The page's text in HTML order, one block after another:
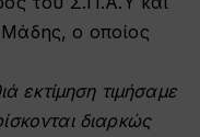
Μάδης, ο οποίος
εκτίμηση τιμήσαμε
διαρκώς